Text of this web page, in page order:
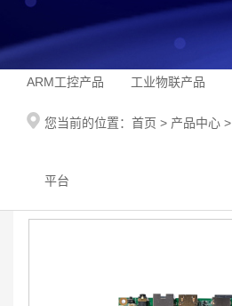
ARM工控产品 工业物联产品
您当前的位置： 首页 > 产品中心 >
平台